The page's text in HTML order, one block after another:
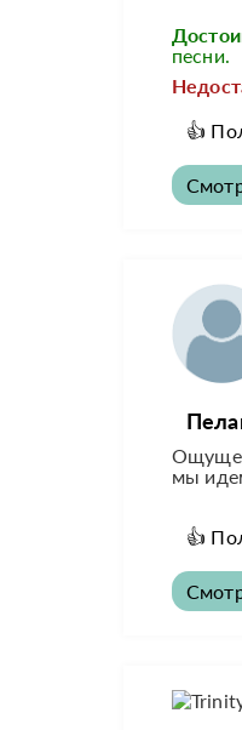
песни.
👍
мы
👍